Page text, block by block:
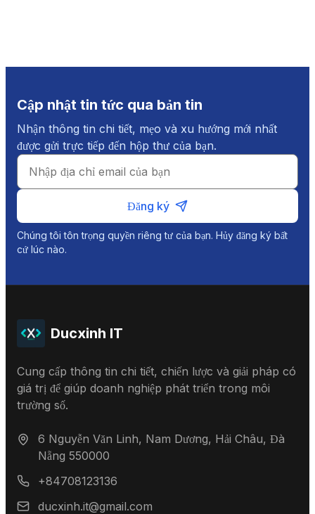
Cập nhật tin tức qua bản tin
Nhận thông tin chi tiết, mẹo và xu hướng mới nhất
được gửi trực tiếp đến hộp thư của bạn.
Đăng ký
Chúng tôi tôn trọng quyền riêng tư của bạn. Hủy đăng ký bất
cứ lúc nào.
Ducxinh IT
Cung cấp thông tin chi tiết, chiến lược và giải pháp có
giá trị để giúp doanh nghiệp phát triển trong môi
trường số.
6 Nguyễn Văn Linh, Nam Dương, Hải Châu, Đà
Nẵng 550000
+84708123136
ducxinh.it@gmail.com